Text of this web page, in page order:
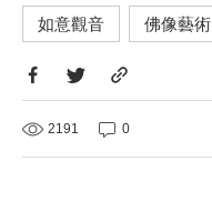
如意觀音 佛像藝術
2191 0